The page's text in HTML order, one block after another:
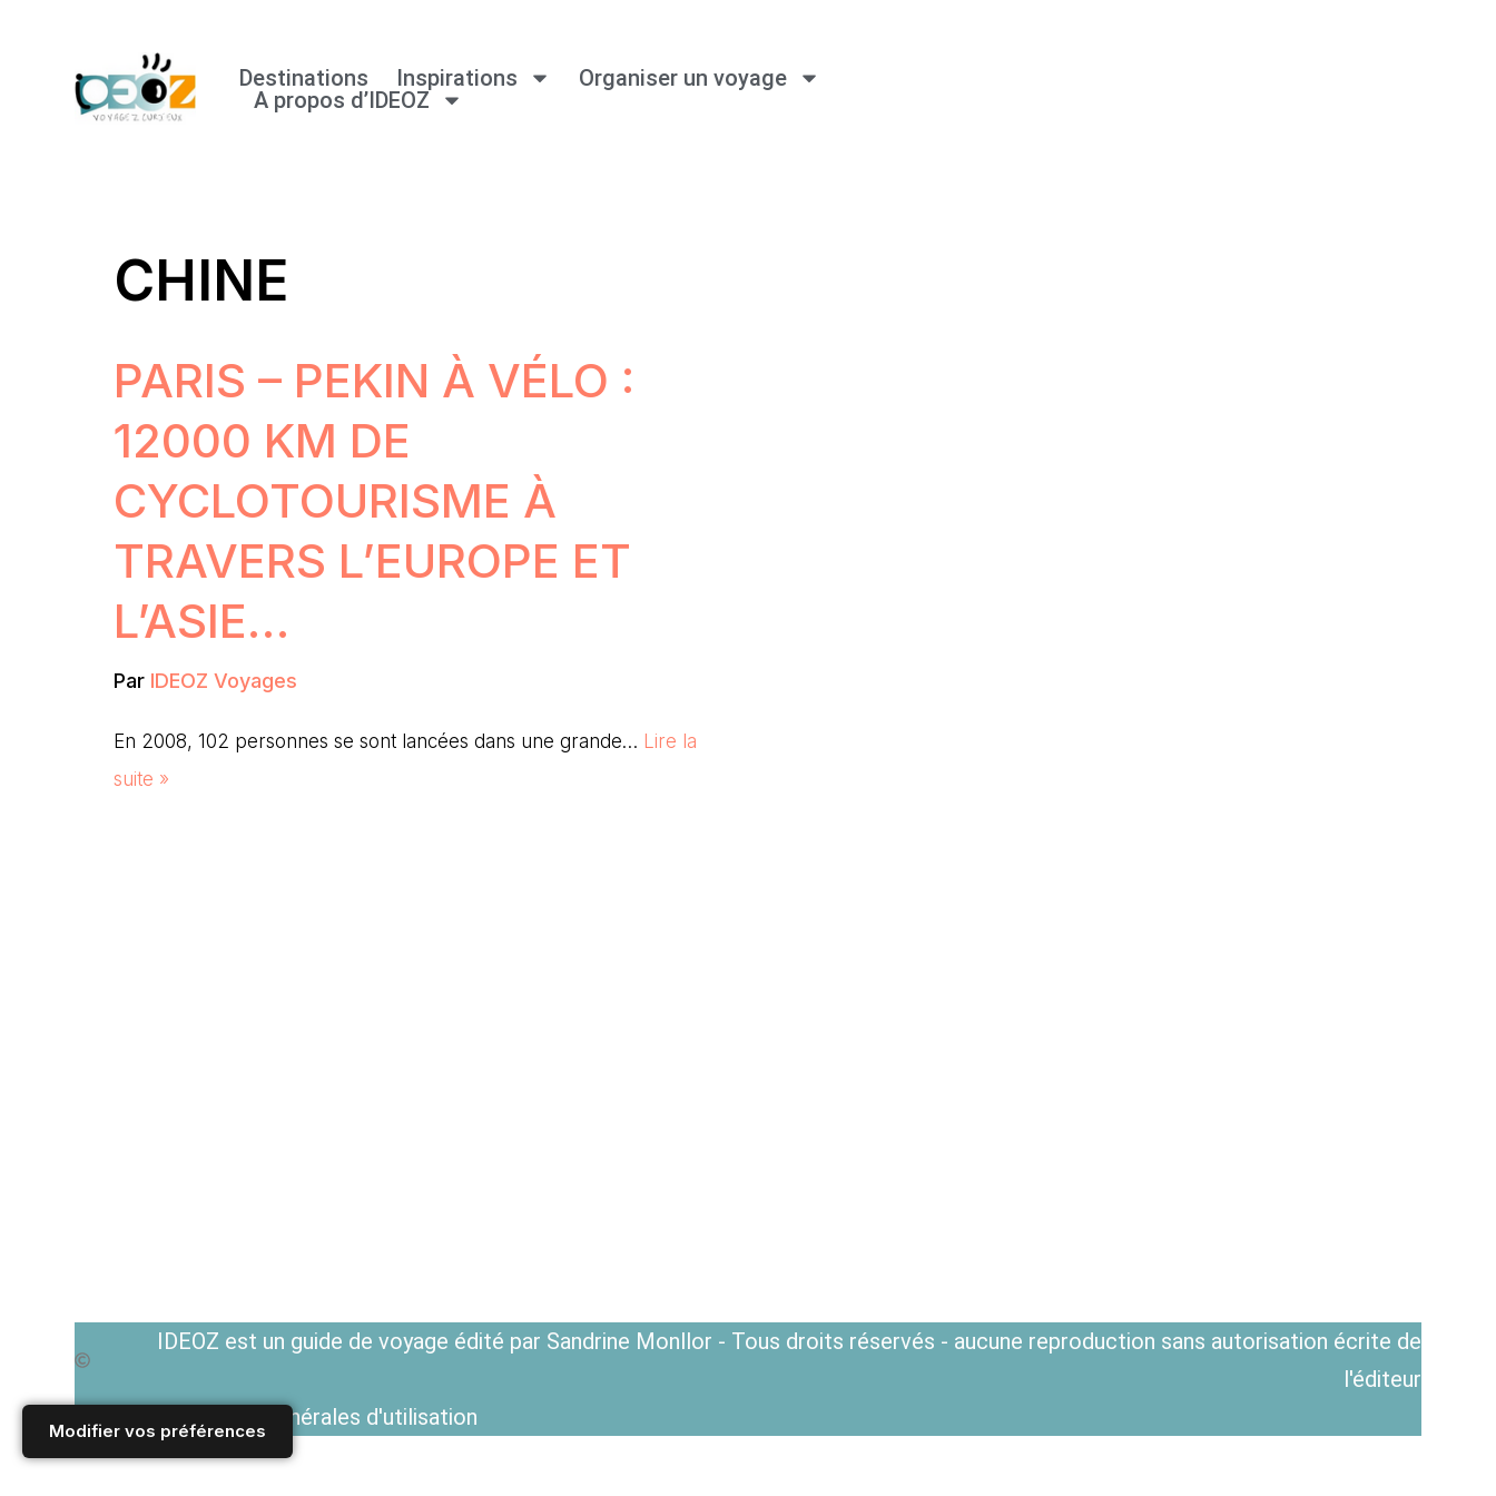
Modifier vos préférences
Destinations Inspirations
Organiser un voyage
A propos d’IDEOZ
CHINE
PARIS – PEKIN À VÉLO :
12000 KM DE
CYCLOTOURISME À
TRAVERS L’EUROPE ET
L’ASIE…
Par IDEOZ Voyages
En 2008, 102 personnes se sont lancées dans une grande… Lire la
suite »
IDEOZ est un guide de voyage édité par Sandrine Monllor - Tous droits réservés - aucune reproduction sans autorisation écrite de
l'éditeur
Voir les Conditions générales d'utilisation